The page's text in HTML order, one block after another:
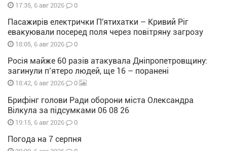
17:35, 6 авг 2026 0
Пасажирів електрички П'ятихатки – Кривий Ріг
евакуювали посеред поля через повітряну загрозу
18:05, 6 авг 2026 0
Росія майже 60 разів атакувала Дніпропетровщину:
загинули п’ятеро людей, ще 16 – поранені
18:42, 6 авг 2026 0
Брифінг голови Ради оборони міста Олександра
Вілкула за підсумками 06 08 26
19:15, 6 авг 2026 0
Погода на 7 серпня